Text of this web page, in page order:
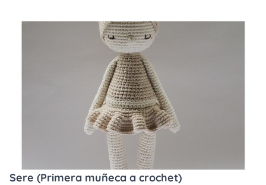
Sere (Primera muñeca a crochet)